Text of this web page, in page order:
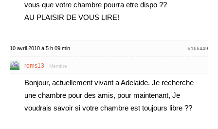
vous que votre chambre pourra etre dispo ??
AU PLAISIR DE VOUS LIRE!
10 avril 2010 à 5 h 09 min #166449
roms13 Membre
Bonjour, actuellement vivant a Adelaide. Je recherche
une chambre pour des amis, pour maintenant, Je
voudrais savoir si votre chambre est toujours libre ??